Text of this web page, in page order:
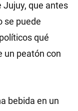
Jujuy, que antes
se puede
qué
un peatón con
bebida en un